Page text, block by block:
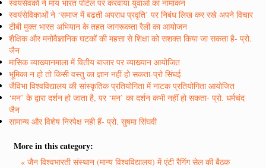
स्वयंसेवकों ने माय भारत पोर्टल पर करवाया युवाओं का नामांकन
स्वयंसेविकाओं ने ‘समाज में बढती अपराध प्रवृति’ पर निबंध लिख कर रखे अपने विचार
टीबी मुक्त भारत अभियान के तहत जागरूकता रैली का आयोजन
शैक्षिक और मनोवैज्ञानिक घटकों की महत्ता से शिक्षा को सशक्त किया जा सकता है- प्रो.
जैन
मासिक व्याख्यानमाला में वितीय बाजार पर व्याख्यान आयोजित
भूमिका न हो तो किसी वस्तु का ज्ञान नहीं हो सकता-प्रो सिंघई
जैविभा विश्वविद्यालय की सांस्कृतिक प्रतियोगिता में नाटक प्रतियोगिता आयोजित
‘मन’ के द्वारा दर्शन हो जाता है, पर ‘मन’ का दर्शन कभी नहीं हो सकता- प्रो. धर्मचंद
जैन
सामान्य और विशेष निरपेक्ष नही हैं- प्रो. सुषमा सिंघवी
More in this category:
« जैन विश्वभारती संस्थान (मान्य विश्वविद्यालय) में एंटी रैगिंग सेल की बैठक